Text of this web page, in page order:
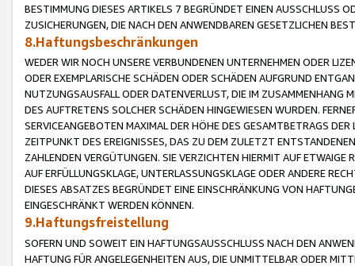
BESTIMMUNG DIESES ARTIKELS 7 BEGRÜNDET EINEN AUSSCHLUSS
ZUSICHERUNGEN, DIE NACH DEN ANWENDBAREN GESETZLICHEN
8.Haftungsbeschränkungen
WEDER WIR NOCH UNSERE VERBUNDENEN UNTERNEHMEN ODER
ODER EXEMPLARISCHE SCHÄDEN ODER SCHÄDEN AUFGRUND
NUTZUNGSAUSFALL ODER DATENVERLUST, DIE IM ZUSAMMENHANG
DES AUFTRETENS SOLCHER SCHÄDEN HINGEWIESEN WURDEN.
SERVICEANGEBOTEN MAXIMAL DER HÖHE DES GESAMTBETRAGS
ZEITPUNKT DES EREIGNISSES, DAS ZU DEM ZULETZT
ZAHLENDEN VERGÜTUNGEN. SIE VERZICHTEN HIERMIT AUF
AUF ERFÜLLUNGSKLAGE, UNTERLASSUNGSKLAGE ODER ANDERE
DIESES ABSATZES BEGRÜNDET EINE EINSCHRÄNKUNG VON
EINGESCHRÄNKT WERDEN KÖNNEN.
9.Haftungsfreistellung
SOFERN UND SOWEIT EIN HAFTUNGSAUSSCHLUSS NACH DEN
HAFTUNG FÜR ANGELEGENHEITEN AUS, DIE UNMITTELBAR ODER